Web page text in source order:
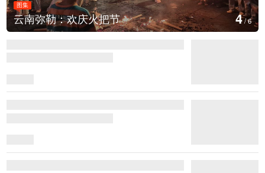
把节
图集
江西铅山：千灯
5/6